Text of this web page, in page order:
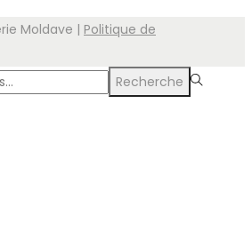
Moldave | Politique de
Recherche